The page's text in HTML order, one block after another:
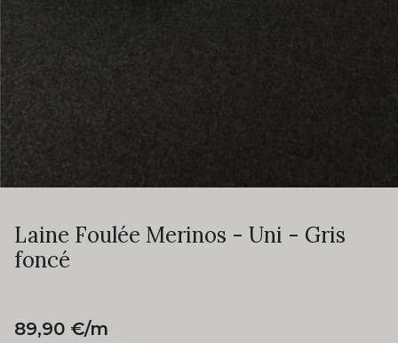
Laine Foulée Merinos - Uni - Gris
foncé
89,90 €/m